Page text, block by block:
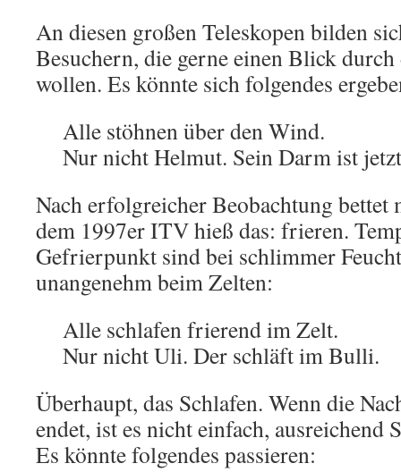
An diesen großen Teleskopen bilden
Besuchern, die gerne einen Blick
wollen. Es könnte sich folgendes
Alle stöhnen über den Wind.
Nur nicht Helmut. Sein Darm ist
Nach erfolgreicher Beobachtung bettet
dem 1997er ITV hieß das: frieren.
Gefrierpunkt sind bei schlimmer
unangenehm beim Zelten:
Alle schlafen frierend im Zelt.
Nur nicht Uli. Der schläft im Bulli.
Überhaupt, das Schlafen. Wenn die
endet, ist es nicht einfach, ausreichend
Es könnte folgendes passieren: